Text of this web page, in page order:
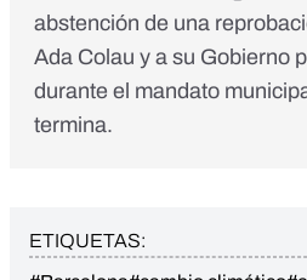
abstención de una
Ada Colau y a su Gobierno
durante el mandato
termina.
ETIQUETAS: